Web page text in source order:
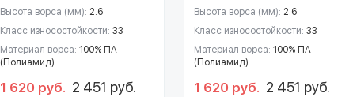
Высота ворса (мм): 2.6
Класс износостойкости: 33
Материал ворса: 100% ПА
(Полиамид)
1 620 руб. 2 451 руб.
Высота ворса (мм): 2.6
Класс износостойкости: 33
Материал ворса: 100% ПА
(Полиамид)
1 620 руб. 2 451 руб.